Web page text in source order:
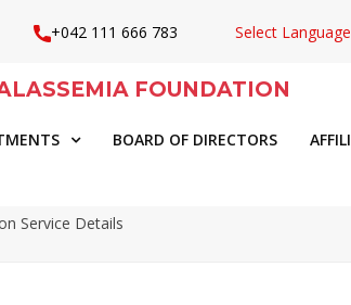
+042 111 666 783 Select Language
FOUNDATION
BOARD OF DIRECTORS
Service Details